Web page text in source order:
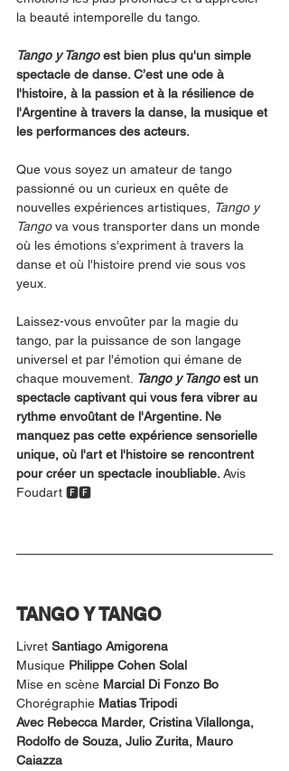
la beauté intemporelle du tango.
Tango y Tango est bien plus qu'un simple
spectacle de danse. C’est une ode à
l'histoire, à la passion et à la résilience de
l'Argentine à travers la danse, la musique et
les performances des acteurs.
Que vous soyez un amateur de tango
passionné ou un curieux en quête de
nouvelles expériences artistiques,
Tango y
Tango va vous transporter dans un monde
où les émotions s'expriment à travers la
danse et où l'histoire prend vie sous vos
yeux.
Laissez-vous envoûter par la magie du
tango, par la puissance de son langage
universel et par l'émotion qui émane de
chaque mouvement. Tango y Tango est un
spectacle captivant qui vous fera vibrer au
rythme envoûtant de l'Argentine. Ne
manquez pas cette expérience sensorielle
unique, où l'art et l'histoire se rencontrent
pour créer un spectacle inoubliable. Avis
Foudart 🅵🅵
TANGO Y TANGO
Livret Santiago Amigorena
Musique Philippe Cohen Solal
Mise en scène Marcial Di Fonzo Bo
Chorégraphie Matias Tripodi
Avec Rebecca Marder, Cristina Vilallonga,
Rodolfo de Souza, Julio Zurita, Mauro
Caiazza